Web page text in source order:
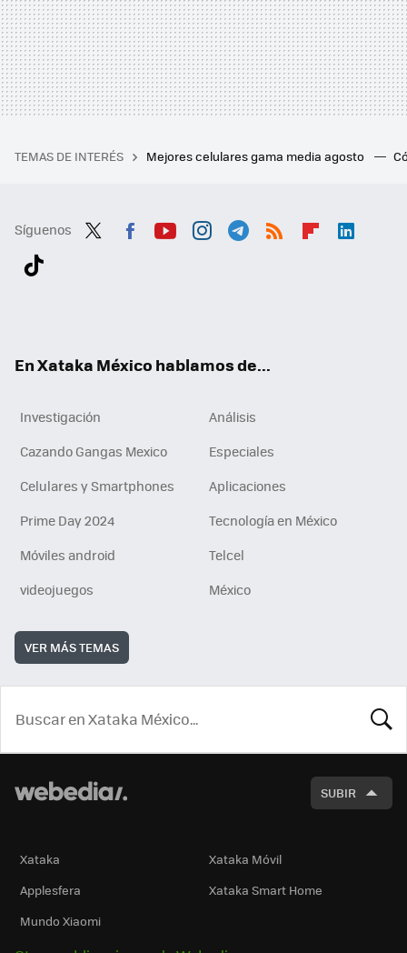
TEMAS DE INTERÉS Mejores celulares gama media agosto
Síguenos
En Xataka México hablamos de...
Investigación
Análisis
Cazando Gangas Mexico
Especiales
Celulares y Smartphones
Aplicaciones
Prime Day 2024
Tecnología en México
Móviles android
Telcel
videojuegos
México
VER MÁS TEMAS
SUBIR
Xataka
Xataka Móvil
Applesfera
Xataka Smart Home
Mundo Xiaomi